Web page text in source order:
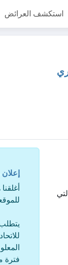
استكشف العرائض
فترة